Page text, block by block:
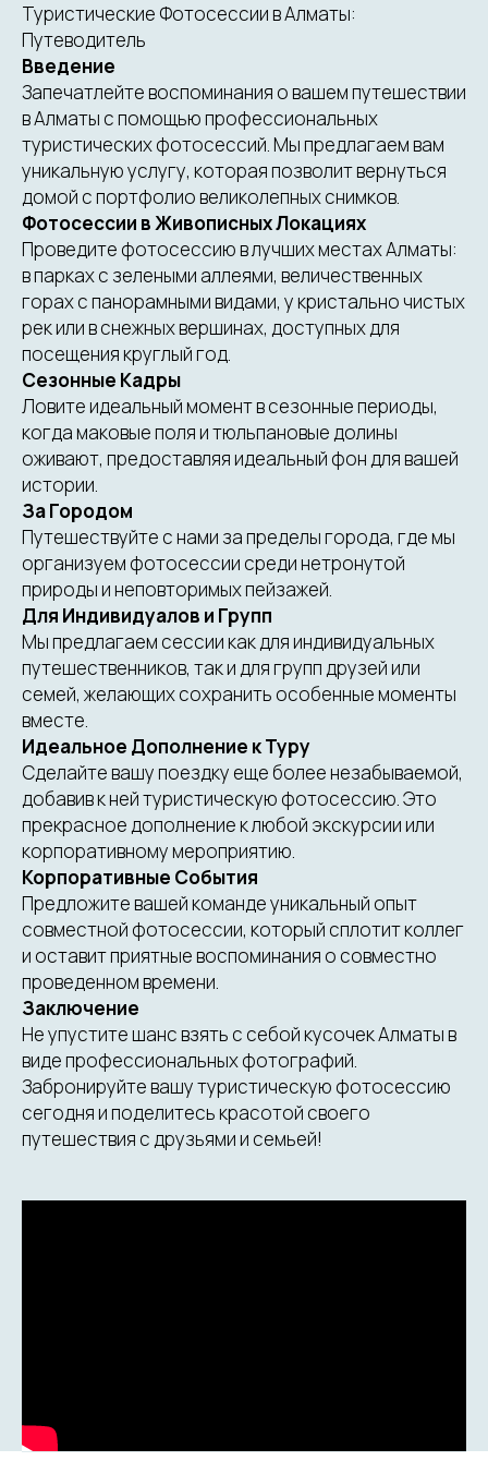
Туристические Фотосессии в Алматы:
Путеводитель
Введение
Запечатлейте воспоминания о вашем путешествии
в Алматы с помощью профессиональных
туристических фотосессий. Мы предлагаем вам
уникальную услугу, которая позволит вернуться
домой с портфолио великолепных снимков.
Фотосессии в Живописных Локациях
Проведите фотосессию в лучших местах Алматы:
в парках с зелеными аллеями, величественных
горах с панорамными видами, у кристально чистых
рек или в снежных вершинах, доступных для
посещения круглый год.
Сезонные Кадры
Ловите идеальный момент в сезонные периоды,
когда маковые поля и тюльпановые долины
оживают, предоставляя идеальный фон для вашей
истории.
За Городом
Путешествуйте с нами за пределы города, где мы
организуем фотосессии среди нетронутой
природы и неповторимых пейзажей.
Для Индивидуалов и Групп
Мы предлагаем сессии как для индивидуальных
путешественников, так и для групп друзей или
семей, желающих сохранить особенные моменты
вместе.
Идеальное Дополнение к Туру
Сделайте вашу поездку еще более незабываемой,
добавив к ней туристическую фотосессию. Это
прекрасное дополнение к любой экскурсии или
корпоративному мероприятию.
Корпоративные События
Предложите вашей команде уникальный опыт
совместной фотосессии, который сплотит коллег
и оставит приятные воспоминания о совместно
проведенном времени.
Заключение
Не упустите шанс взять с себой кусочек Алматы в
виде профессиональных фотографий.
Забронируйте вашу туристическую фотосессию
сегодня и поделитесь красотой своего
путешествия с друзьями и семьей!